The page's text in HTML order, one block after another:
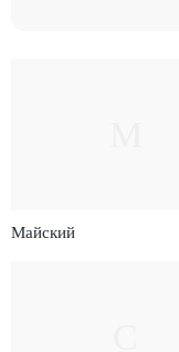
Майский